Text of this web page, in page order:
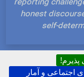
اجتماعی و آمار
reporting
honest
self-
Hosted